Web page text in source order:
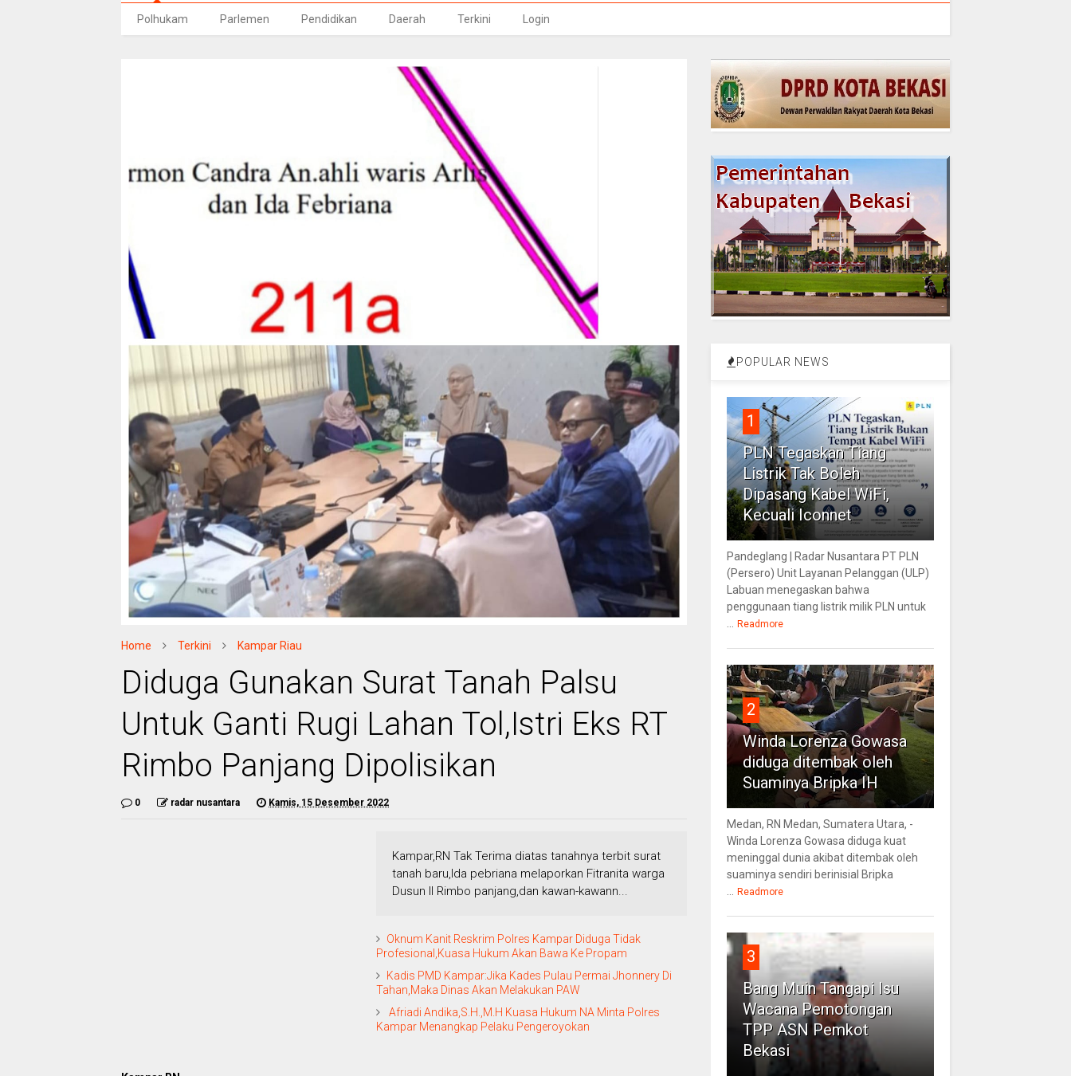
Polhukam Parlemen Pendidikan Daerah Terkini Login
Home Terkini Kampar Riau
Diduga Gunakan Surat Tanah Palsu
Untuk Ganti Rugi Lahan Tol,Istri Eks RT
Rimbo Panjang Dipolisikan
0 radar nusantara Kamis, 15 Desember 2022
Kampar,RN Tak Terima diatas tanahnya terbit surat
tanah baru,Ida pebriana melaporkan Fitranita warga
Dusun II Rimbo panjang,dan kawan-kawann...
Oknum Kanit Reskrim Polres Kampar Diduga Tidak
Profesional,Kuasa Hukum Akan Bawa Ke Propam
Kadis PMD Kampar:Jika Kades Pulau Permai Jhonnery Di
Tahan,Maka Dinas Akan Melakukan PAW
Afriadi Andika,S.H.,M.H Kuasa Hukum NA Minta Polres
Kampar Menangkap Pelaku Pengeroyokan
POPULAR NEWS
1
PLN Tegaskan Tiang
Listrik Tak Boleh
Dipasang Kabel WiFi,
Kecuali Iconnet
Pandeglang | Radar Nusantara PT PLN
(Persero) Unit Layanan Pelanggan (ULP)
Labuan menegaskan bahwa
penggunaan tiang listrik milik PLN untuk
Readmore
2
Winda Lorenza Gowasa
diduga ditembak oleh
Suaminya Bripka IH
Medan, RN Medan, Sumatera Utara, -
Winda Lorenza Gowasa diduga kuat
meninggal dunia akibat ditembak oleh
suaminya sendiri berinisial Bripka
Readmore
3
Bang Muin Tangapi Isu
Wacana Pemotongan
TPP ASN Pemkot
Bekasi